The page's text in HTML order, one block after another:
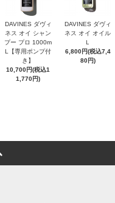
DAVINES ダヴィ
ネス オイ シャン
プー プロ 1000m
L【専用ポンプ付
き】
10,700円(税込1
1,770円)
DAVINES ダヴィ
ネス オイ オイル
Ｌ
6,800円(税込7,4
80円)